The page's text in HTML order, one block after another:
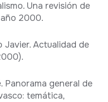
Una revisión de
2000.
Javier. Actualidad de
Panorama general de
temática,